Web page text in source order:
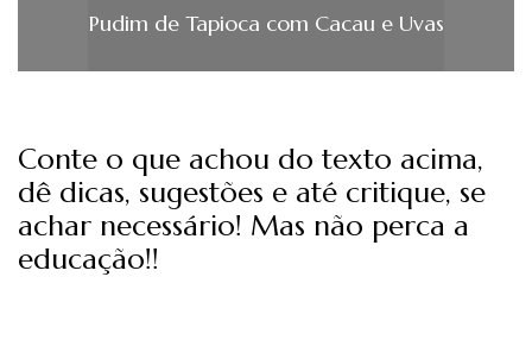
Pudim de Tapioca com Cacau e Uvas
Conte o que achou do texto acima,
dê dicas, sugestões e até critique, se
achar necessário! Mas não perca a
educação!!